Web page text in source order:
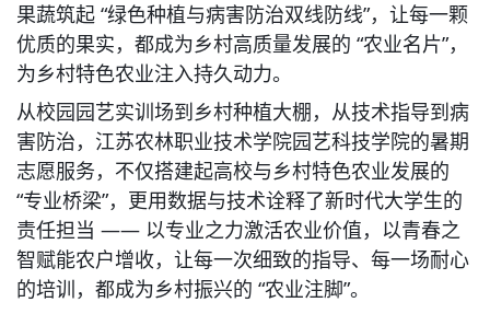
果蔬筑起 “绿色种植与病害防治双线防线”，让每一颗
优质的果实，都成为乡村高质量发展的 “农业名片”，
为乡村特色农业注入持久动力。
从校园园艺实训场到乡村种植大棚，从技术指导到病
害防治，江苏农林职业技术学院园艺科技学院的暑期
志愿服务，不仅搭建起高校与乡村特色农业发展的
“专业桥梁”，更用数据与技术诠释了新时代大学生的
责任担当 —— 以专业之力激活农业价值，以青春之
智赋能农户增收，让每一次细致的指导、每一场耐心
的培训，都成为乡村振兴的 “农业注脚”。